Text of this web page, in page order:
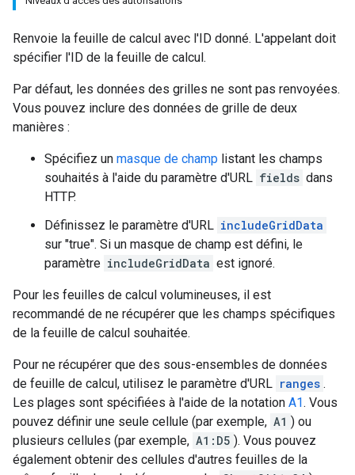
Renvoie la feuille de calcul avec l'ID donné. L'appelant doit
spécifier l'ID de la feuille de calcul.
Par défaut, les données des grilles ne sont pas renvoyées.
Vous pouvez inclure des données de grille de deux
manières :
Spécifiez un masque de champ listant les champs
souhaités à l'aide du paramètre d'URL fields dans
HTTP.
Définissez le paramètre d'URL includeGridData
sur "true". Si un masque de champ est défini, le
paramètre includeGridData est ignoré.
Pour les feuilles de calcul volumineuses, il est
recommandé de ne récupérer que les champs spécifiques
de la feuille de calcul souhaitée.
Pour ne récupérer que des sous-ensembles de données
de feuille de calcul, utilisez le paramètre d'URL ranges .
Les plages sont spécifiées à l'aide de la notation A1. Vous
pouvez définir une seule cellule (par exemple, A1 ) ou
plusieurs cellules (par exemple, A1:D5 ). Vous pouvez
également obtenir des cellules d'autres feuilles de la